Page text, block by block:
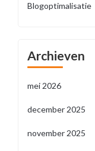
Blogoptimalisatie
Archieven
mei 2026
december 2025
november 2025